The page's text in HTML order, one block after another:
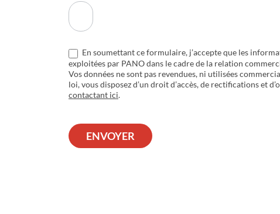
En soumettant ce formulaire, j’accepte que les
exploitées par PANO dans le cadre de la relation
Vos données ne sont pas revendues, ni utilisées
loi, vous disposez d’un droit d’accès, de rectifications et
contactant ici.
ENVOYER